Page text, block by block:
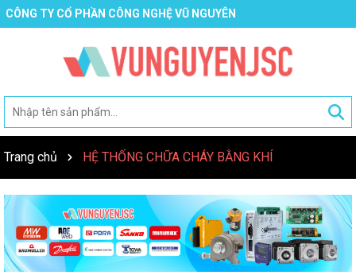
CÔNG TY CỔ PHẦN CÔNG NGHỆ VŨ NGUYÊN
Trang chủ HỆ THỐNG CHỮA CHÁY BẰNG KHÍ